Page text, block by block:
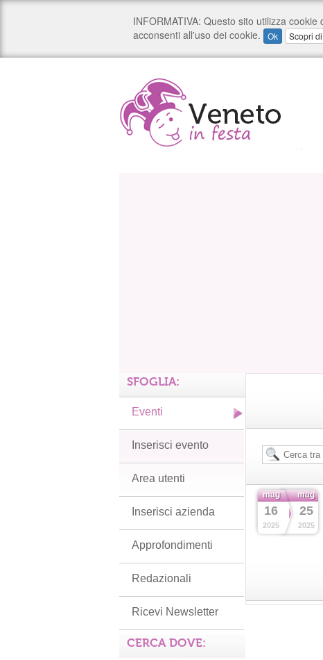
mag
16
2025
mag
25
2025
SFOGLIA:
Eventi
Inserisci evento
Area utenti
Inserisci azienda
Approfondimenti
Redazionali
Ricevi Newsletter
CERCA DOVE: